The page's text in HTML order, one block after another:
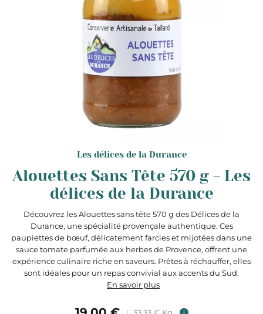
Les délices de la Durance
Alouettes Sans Tête 570 g - Les
délices de la Durance
Découvrez les Alouettes sans tête 570 g des Délices de la
Durance, une spécialité provençale authentique. Ces
paupiettes de bœuf, délicatement farcies et mijotées dans une
sauce tomate parfumée aux herbes de Provence, offrent une
expérience culinaire riche en saveurs. Prêtes à réchauffer, elles
sont idéales pour un repas convivial aux accents du Sud.​
En savoir plus